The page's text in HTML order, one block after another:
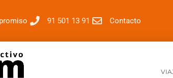
91 501 13 91 Contacto